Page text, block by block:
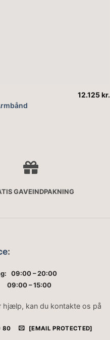
12.125kr.
GAVEINDPAKNING
:
09:00 – 20:00
– 15:00
hjælp, kan du kontakte os på
80 [EMAIL PROTECTED]